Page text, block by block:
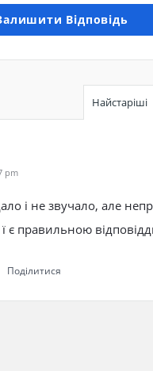
Відповідь
Найстаріші
pm
і не звучало, але
є правильною
Поділитися